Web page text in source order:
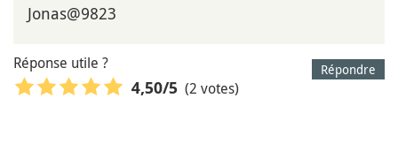
Jonas@9823
Répondre
Réponse utile ?
4,50/5 (2 votes)